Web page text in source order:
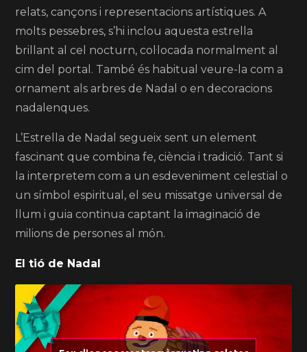
relats, cançons i representacions artístiques. A
molts pessebres, s’hi inclou aquesta estrella
brillant al cel nocturn, col·locada normalment al
cim del portal. També és habitual veure-la com a
ornament als arbres de Nadal o en decoracions
nadalenques.
L’Estrella de Nadal segueix sent un element
fascinant que combina fe, ciència i tradició. Tant si
la interpretem com a un esdeveniment celestial o
un símbol espiritual, el seu missatge universal de
llum i guia continua captant la imaginació de
milions de persones al món.
El tió de Nadal